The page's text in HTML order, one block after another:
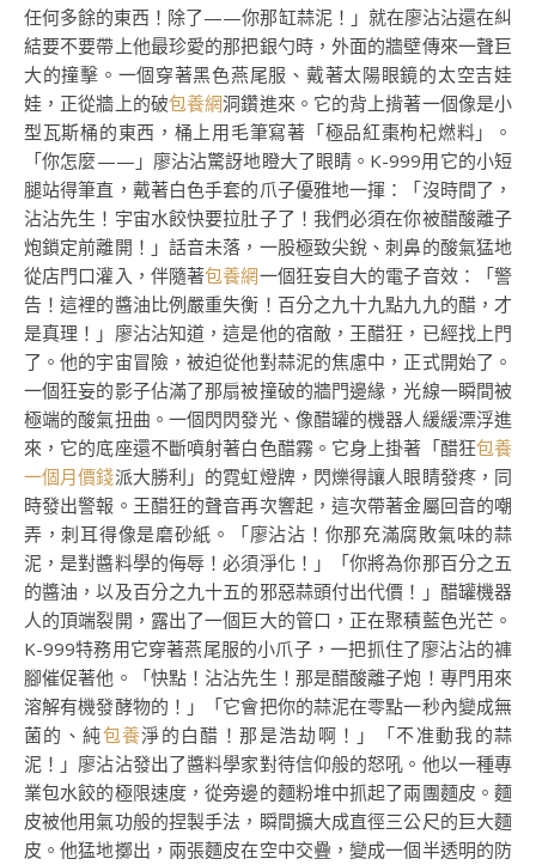
任何多餘的東西！除了——你那缸蒜泥！」就在廖沾沾還在糾
結要不要帶上他最珍愛的那把銀勺時，外面的牆壁傳來一聲巨
大的撞擊。一個穿著黑色燕尾服、戴著太陽眼鏡的太空吉娃
娃，正從牆上的破包養網洞鑽進來。它的背上揹著一個像是小
型瓦斯桶的東西，桶上用毛筆寫著「極品紅棗枸杞燃料」。
「你怎麼——」廖沾沾驚訝地瞪大了眼睛。K-999用它的小短
腿站得筆直，戴著白色手套的爪子優雅地一揮：「沒時間了，
沾沾先生！宇宙水餃快要拉肚子了！我們必須在你被醋酸離子
炮鎖定前離開！」話音未落，一股極致尖銳、刺鼻的酸氣猛地
從店門口灌入，伴隨著包養網一個狂妄自大的電子音效：「警
告！這裡的醬油比例嚴重失衡！百分之九十九點九九的醋，才
是真理！」廖沾沾知道，這是他的宿敵，王醋狂，已經找上門
了。他的宇宙冒險，被迫從他對蒜泥的焦慮中，正式開始了。
一個狂妄的影子佔滿了那扇被撞破的牆門邊緣，光線一瞬間被
極端的酸氣扭曲。一個閃閃發光、像醋罐的機器人緩緩漂浮進
來，它的底座還不斷噴射著白色醋霧。它身上掛著「醋狂包養
一個月價錢派大勝利」的霓虹燈牌，閃爍得讓人眼睛發疼，同
時發出警報。王醋狂的聲音再次響起，這次帶著金屬回音的嘲
弄，刺耳得像是磨砂紙。「廖沾沾！你那充滿腐敗氣味的蒜
泥，是對醬料學的侮辱！必須淨化！」「你將為你那百分之五
的醬油，以及百分之九十五的邪惡蒜頭付出代價！」醋罐機器
人的頂端裂開，露出了一個巨大的管口，正在聚積藍色光芒。
K-999特務用它穿著燕尾服的小爪子，一把抓住了廖沾沾的褲
腳催促著他。「快點！沾沾先生！那是醋酸離子炮！專門用來
溶解有機發酵物的！」「它會把你的蒜泥在零點一秒內變成無
菌的、純包養淨的白醋！那是浩劫啊！」「不准動我的蒜
泥！」廖沾沾發出了醬料學家對待信仰般的怒吼。他以一種專
業包水餃的極限速度，從旁邊的麵粉堆中抓起了兩團麵皮。麵
皮被他用氣功般的捏製手法，瞬間擴大成直徑三公尺的巨大麵
皮。他猛地擲出，兩張麵皮在空中交疊，變成一個半透明的防